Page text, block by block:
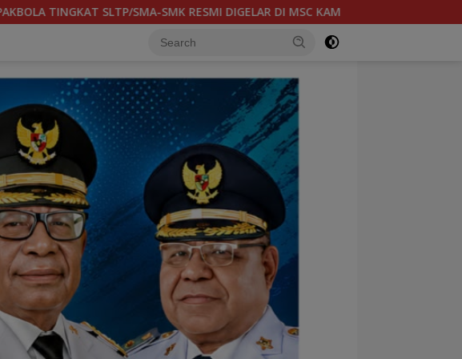
DI MSC KAMIS (6/8) BESOK, KADISPORA : WADAH BAGI GENERASI MUDA UNTUK